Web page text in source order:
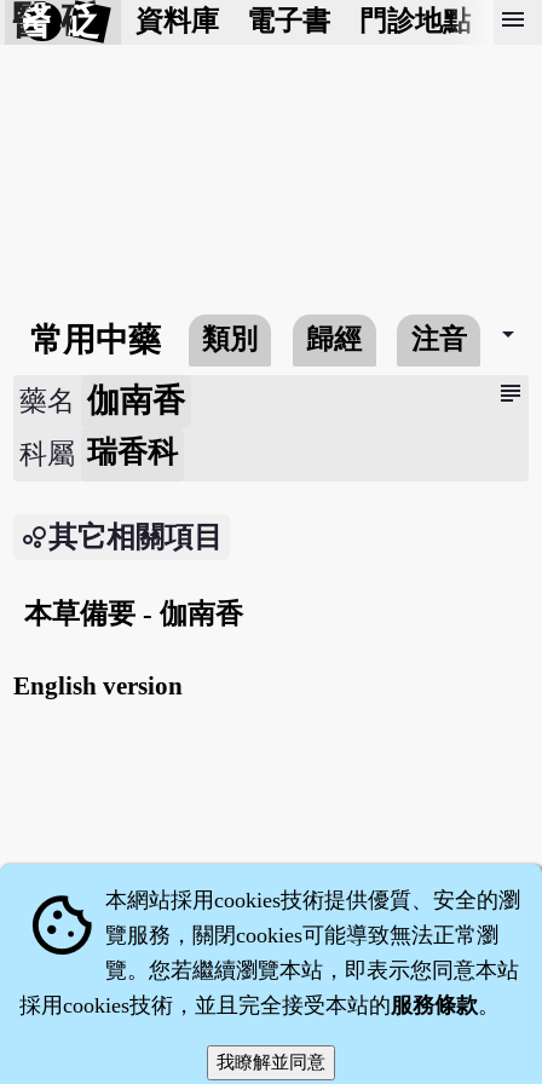
醫 砭 資料庫 電子書 門診地點 預
menu
常用中藥 類別 歸經 注音 arrow_drop_down
subject
藥名 伽南香
科屬 瑞香科
其它相關項目
本草備要 - 伽南香
English version
‧沈藥子©2008～2026
cookie 本網站採用cookies技術提供優質、安全的瀏
覽服務，關閉cookies可能導致無法正常瀏
覽。您若繼續瀏覽本站，即表示您同意本站
採用cookies技術，並且完全接受本站的服務條款。